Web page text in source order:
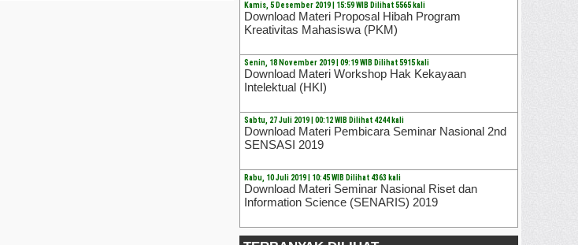
Kamis, 5 Desember 2019 | 15:59 WIB Dilihat 5565 kali
Download Materi Proposal Hibah Program
Kreativitas Mahasiswa (PKM)
Senin, 18 November 2019 | 09:19 WIB Dilihat 5915 kali
Download Materi Workshop Hak Kekayaan
Intelektual (HKI)
Sabtu, 27 Juli 2019 | 00:12 WIB Dilihat 4244 kali
Download Materi Pembicara Seminar Nasional 2nd
SENSASI 2019
Rabu, 10 Juli 2019 | 10:45 WIB Dilihat 4363 kali
Download Materi Seminar Nasional Riset dan
Information Science (SENARIS) 2019